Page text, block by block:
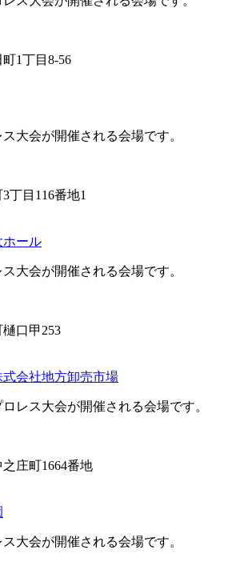
1丁目8-56
大会が開催される会場です。
丁目116番地1
ホール
大会が開催される会場です。
口甲253
会社地方卸売市場
ロレス大会が開催される会場です。
庄町1664番地
大会が開催される会場です。